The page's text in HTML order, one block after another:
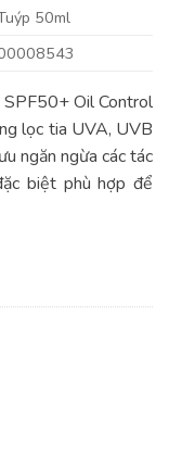
50ml
SPF50+ Oil Control
lọc tia UVA, UVB
ngăn ngừa các tác
biệt phù hợp để